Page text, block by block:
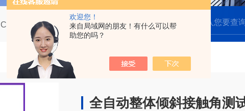
欢迎您！
来自局域网的朋友！有什么可以帮
助您的吗？
CA500 倾斜型接触角测量仪 CA500S全自动整体倾斜接触角测试仪 滚动角测量仪
全自动整体倾斜接触角测